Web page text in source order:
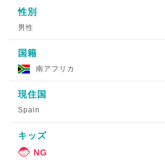
性別
男性
国籍
南アフリカ
現住国
Spain
キッズ